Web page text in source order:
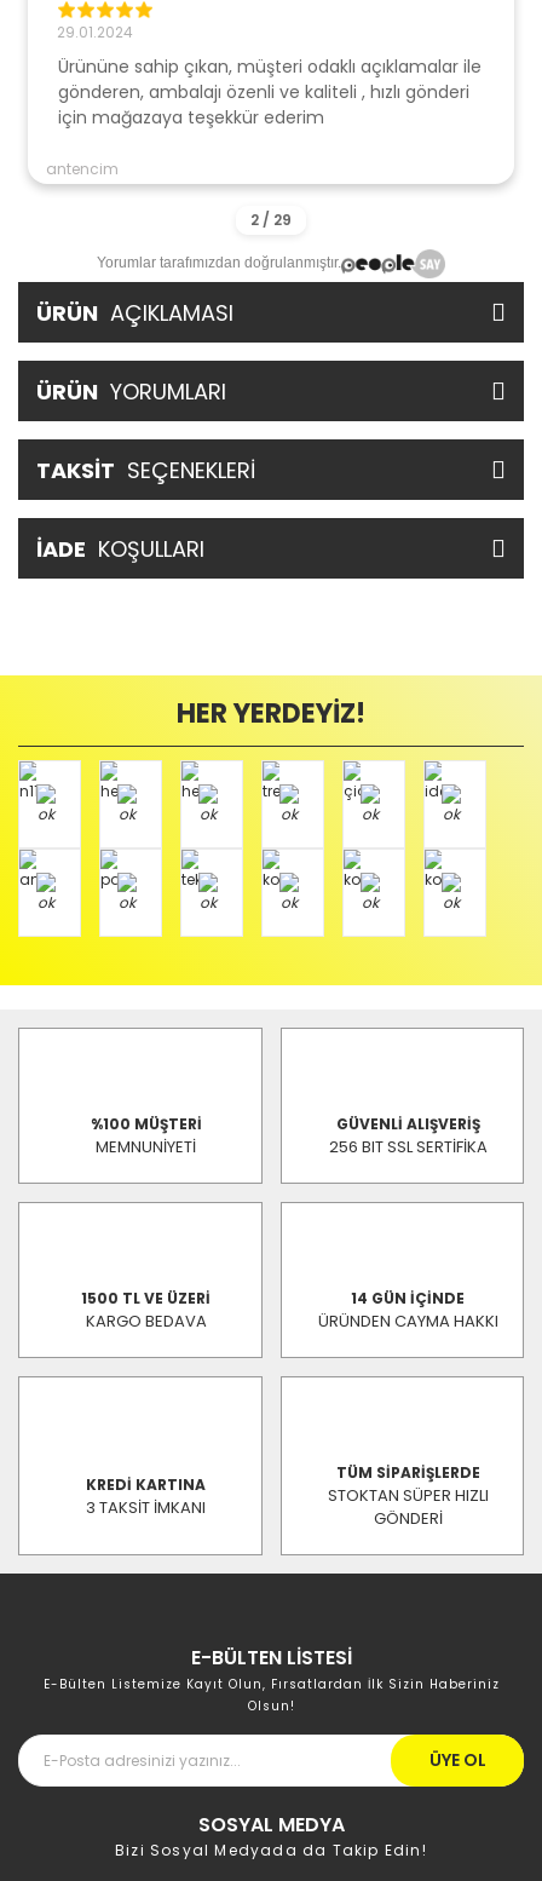
29.01.2024
Ürününe sahip çıkan, müşteri odaklı açıklamalar ile
gönderen, ambalajı özenli ve kaliteli , hızlı gönderi
için mağazaya teşekkür ederim
antencim
Yorumlar tarafımızdan doğrulanmıştır.
ÜRÜN AÇIKLAMASI
ÜRÜN YORUMLARI
TAKSİT SEÇENEKLERİ
İADE KOŞULLARI
HER YERDEYİZ!
%100 MÜŞTERİ
MEMNUNİYETİ
GÜVENLİ ALIŞVERİŞ
256 BIT SSL SERTİFİKA
1500 TL VE ÜZERİ
KARGO BEDAVA
14 GÜN İÇİNDE
ÜRÜNDEN CAYMA HAKKI
KREDİ KARTINA
3 TAKSİT İMKANI
TÜM SİPARİŞLERDE
STOKTAN SÜPER HIZLI
GÖNDERİ
E-BÜLTEN LİSTESİ
E-Bülten Listemize Kayıt Olun, Fırsatlardan İlk Sizin Haberiniz
Olsun!
ÜYE OL
SOSYAL MEDYA
Bizi Sosyal Medyada da Takip Edin!